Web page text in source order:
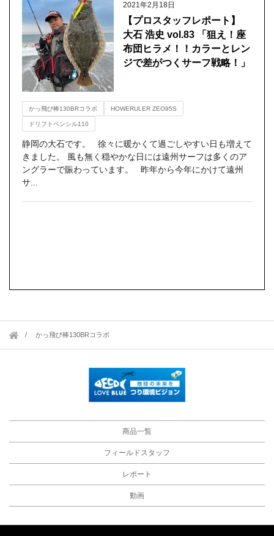
2021年2月18日
【プロスタッフレポート】
大石 浩史 vol.83 「狙え！座
布団ヒラメ！！カラーとレン
ジで差がつくサーフ戦略！」
かっ飛び棒130BRコラボ HOWERULER ZEO95S
ドリフトペンシル110
静岡の大石です。 徐々に暖かくて過ごしやすい日も増えて
きました。 風も無く穏やかな日には遠州サーフは多くのア
ングラーで賑わっています。 昨年から今年にかけて遠州
サ...
かっ飛び棒130BRコラボ
商品一覧
フィールドスタッフ
レポート
動画